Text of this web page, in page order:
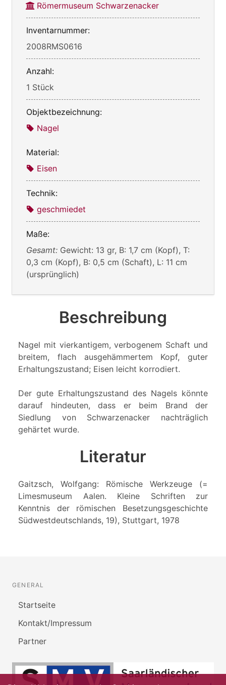
Römermuseum Schwarzenacker
Inventarnummer:
2008RMS0616
Anzahl:
1 Stück
Objektbezeichnung:
Nagel
Material:
Eisen
Technik:
geschmiedet
Maße:
Gesamt: Gewicht: 13 gr, B: 1,7 cm (Kopf), T:
0,3 cm (Kopf), B: 0,5 cm (Schaft), L: 11 cm
(ursprünglich)
Beschreibung
Nagel mit vierkantigem, verbogenem Schaft und
breitem, flach ausgehämmertem Kopf, guter
Erhaltungszustand; Eisen leicht korrodiert.
Der gute Erhaltungszustand des Nagels könnte
darauf hindeuten, dass er beim Brand der
Siedlung von Schwarzenacker nachträglich
gehärtet wurde.
Literatur
Gaitzsch, Wolfgang: Römische Werkzeuge (=
Limesmuseum Aalen. Kleine Schriften zur
Kenntnis der römischen Besetzungsgeschichte
Südwestdeutschlands, 19), Stuttgart, 1978
GENERAL
Startseite
Kontakt/Impressum
Partner